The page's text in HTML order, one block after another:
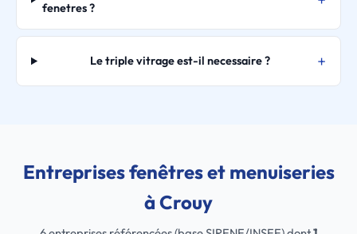
fenetres ?
Le triple vitrage est-il necessaire ?
Entreprises fenêtres et menuiseries
à Crouy